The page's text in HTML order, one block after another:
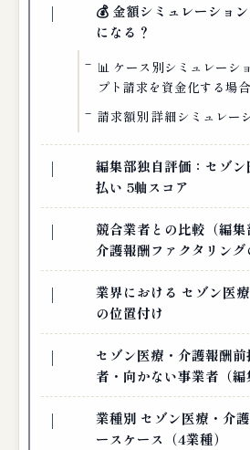
💰 金額シミュレーショ
になる？
📊 ケース別シミュレーシ
プト請求を資金化する場合
請求額別 詳細シミュレー
編集部独自評価：セゾ
払い 5軸スコア
競合業者との比較（編集
介護報酬ファクタリン
業界における セゾン医
の位置付け
セゾン医療・介護報酬
者・向かない事業者（編
業種別 セゾン医療・介
ースケース（4業種）